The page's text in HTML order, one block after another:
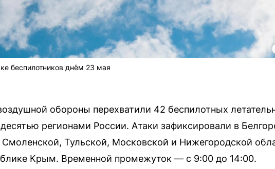
беспилотников днём 23 мая
обороны перехватили 42 беспилотных
регионами России. Атаки зафиксировали в
Тульской, Московской и Нижегородской
Крым. Временной промежуток — с 9:00 до 14:00.